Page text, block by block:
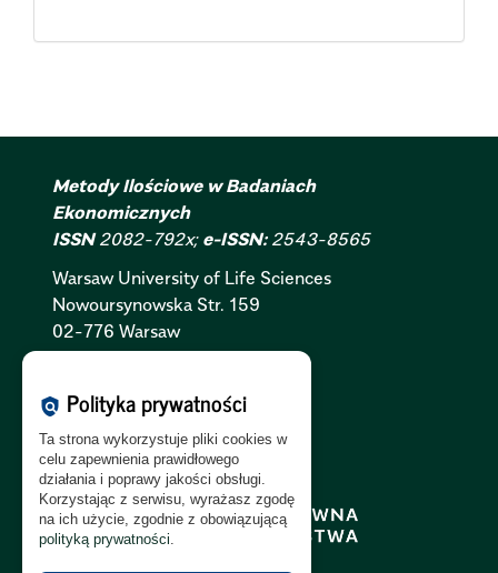
Metody Ilościowe w Badaniach
Ekonomicznych
ISSN2082-792x; e-ISSN: 2543-8565
Warsaw University of Life Sciences
Nowoursynowska Str. 159
02-776 Warsaw
Polityka Prywatności:PL
Polityka RODO:PL|EN
policy Polityka prywatności
Ta strona wykorzystuje pliki cookies w
celu zapewnienia prawidłowego
działania i poprawy jakości obsługi.
Korzystając z serwisu, wyrażasz zgodę
na ich użycie, zgodnie z obowiązującą
polityką prywatności